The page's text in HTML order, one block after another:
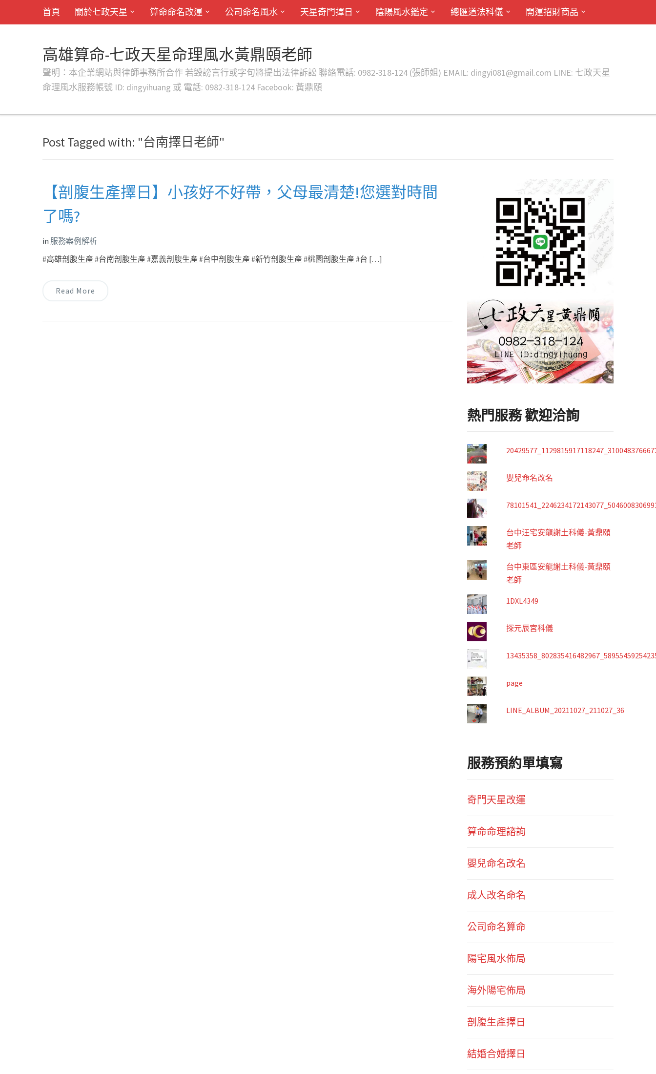
首頁 關於七政天星 算命命名改運 公司命名風水 天星奇門擇日 陰陽風水鑑定 總匯道法科儀 開運招財商品
高雄算命-七政天星命理風水黃鼎頤老師
聲明：本企業網站與律師事務所合作 若毀謗言行或字句將提出法律訴訟 聯絡電話: 0982-318-124 (張師姐) EMAIL: dingyi081@gmail.com LINE: 七政天星
命理風水服務帳號 ID: dingyihuang 或 電話: 0982-318-124 Facebook: 黃鼎頤
Post Tagged with: "台南擇日老師"
【剖腹生產擇日】小孩好不好帶，父母最清楚!您選對時間
了嗎?
in 服務案例解析
#高雄剖腹生產 #台南剖腹生產 #嘉義剖腹生產 #台中剖腹生產 #新竹剖腹生產 #桃園剖腹生產 #台 […]
Read More
熱門服務 歡迎洽詢
嬰兒命名改名
台中汪宅安龍謝土科儀-黃鼎頤
老師
台中東區安龍謝土科儀-黃鼎頤
老師
1DXL4349
探元辰宮科儀
page
LINE_ALBUM_20211027_211027_36
服務預約單填寫
奇門天星改運
算命命理諮詢
嬰兒命名改名
成人改名命名
公司命名算命
陽宅風水佈局
海外陽宅佈局
剖腹生產擇日
結婚合婚擇日